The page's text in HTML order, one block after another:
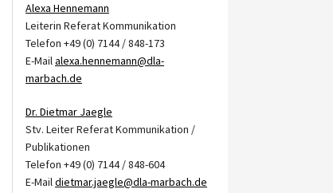
Alexa Hennemann
Leiterin Referat Kommunikation
Telefon +49 (0) 7144 / 848-173
E-Mailalexa.hennemann@dla-
marbach.de
Dr. Dietmar Jaegle
Stv. Leiter Referat Kommunikation /
Publikationen
Telefon +49 (0) 7144 / 848-604
E-Maildietmar.jaegle@dla-marbach.de